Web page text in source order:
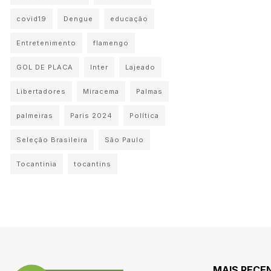
covid19 Dengue educação
Entretenimento flamengo
GOL DE PLACA Inter Lajeado
Libertadores Miracema Palmas
palmeiras Paris 2024 Política
Seleção Brasileira São Paulo
Tocantinia tocantins